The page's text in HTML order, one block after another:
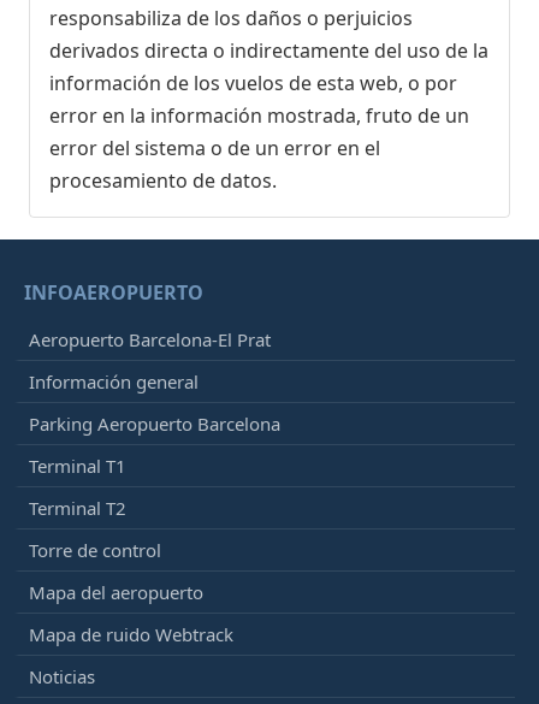
responsabiliza de los daños o perjuicios
derivados directa o indirectamente del uso de la
información de los vuelos de esta web, o por
error en la información mostrada, fruto de un
error del sistema o de un error en el
procesamiento de datos.
INFOAEROPUERTO
Aeropuerto Barcelona-El Prat
Información general
Parking Aeropuerto Barcelona
Terminal T1
Terminal T2
Torre de control
Mapa del aeropuerto
Mapa de ruido Webtrack
Noticias